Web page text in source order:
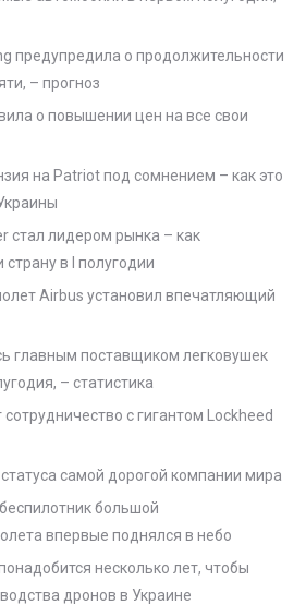
предупредила о продолжительности
– прогноз
о повышении цен на все свои
на Patriot под сомнением – как это
стал лидером рынка – как
в I полугодии
Airbus установил впечатляющий
главным поставщиком легковушек
– статистика
с гигантом Lockheed
самой дорогой компании мира
большой
впервые поднялся в небо
несколько лет, чтобы
дронов в Украине